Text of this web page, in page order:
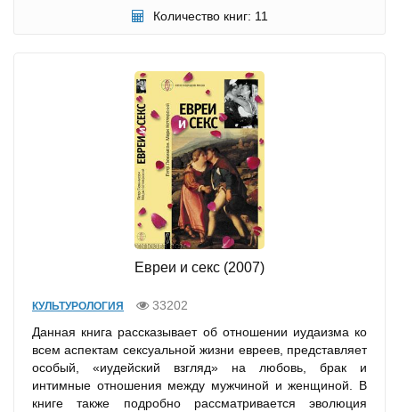
Количество книг: 11
Евреи и секс (2007)
КУЛЬТУРОЛОГИЯ
33202
Данная книга рассказывает об отношении иудаизма ко
всем аспектам сексуальной жизни евреев, представляет
особый, «иудейский взгляд» на любовь, брак и
интимные отношения между мужчиной и женщиной. В
книге также подробно рассматривается эволюция